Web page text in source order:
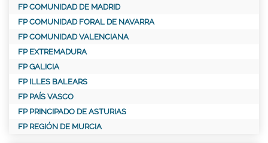
FP COMUNIDAD DE MADRID
FP COMUNIDAD FORAL DE NAVARRA
FP COMUNIDAD VALENCIANA
FP EXTREMADURA
FP GALICIA
FP ILLES BALEARS
FP PAÍS VASCO
FP PRINCIPADO DE ASTURIAS
FP REGIÓN DE MURCIA